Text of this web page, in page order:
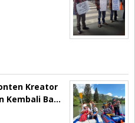
Kreator
Kembali Ba…